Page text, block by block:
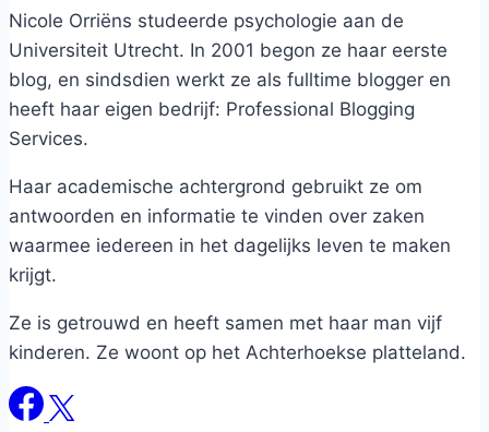
Nicole Orriëns studeerde psychologie aan de
Universiteit Utrecht. In 2001 begon ze haar eerste
blog, en sindsdien werkt ze als fulltime blogger en
heeft haar eigen bedrijf: Professional Blogging
Services.
Haar academische achtergrond gebruikt ze om
antwoorden en informatie te vinden over zaken
waarmee iedereen in het dagelijks leven te maken
krijgt.
Ze is getrouwd en heeft samen met haar man vijf
kinderen. Ze woont op het Achterhoekse platteland.